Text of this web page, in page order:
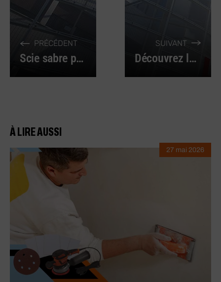
PRÉCÉDENT
Scie sabre pneumatique : performances et applications
SUIVANT
Découvrez les différents types de vis pour métaux
À LIRE AUSSI
27 mai 2026